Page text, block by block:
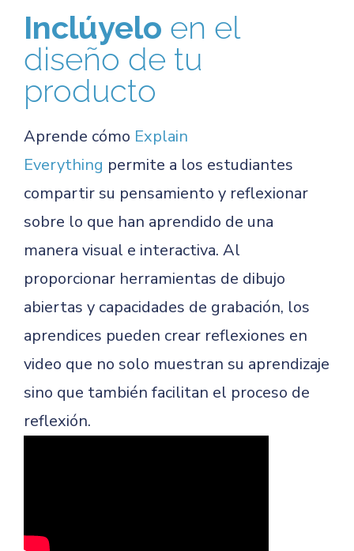
Inclúyelo en el
diseño de tu
producto
Aprende cómo Explain
Everything permite a los estudiantes
compartir su pensamiento y reflexionar
sobre lo que han aprendido de una
manera visual e interactiva. Al
proporcionar herramientas de dibujo
abiertas y capacidades de grabación, los
aprendices pueden crear reflexiones en
video que no solo muestran su aprendizaje
sino que también facilitan el proceso de
reflexión.